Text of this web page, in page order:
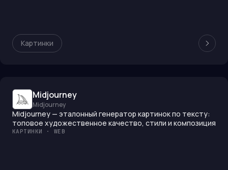
Картинки
Midjourney
Midjourney
Midjourney — эталонный генератор картинок по тексту:
топовое художественное качество, стили и композиция
КАРТИНКИ · WEB